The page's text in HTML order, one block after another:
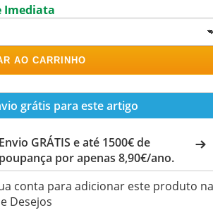
Imediata
AO CARRINHO
grátis para este artigo
Envio GRÁTIS e até 1500€ de
poupança por apenas 8,90€/ano.
conta para adicionar este produto na
Desejos